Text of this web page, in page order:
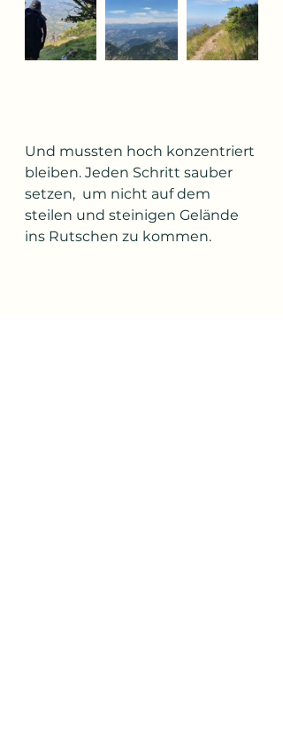
Und mussten hoch konzentriert
bleiben. Jeden Schritt sauber
setzen,  um nicht auf dem
steilen und steinigen Gelände
ins Rutschen zu kommen.